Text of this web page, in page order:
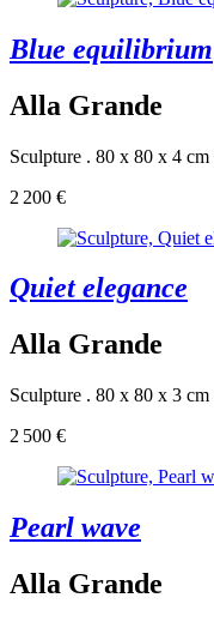
Blue equilibrium
Alla Grande
Sculpture . 80 x 80 x 4 cm
2 200 €
Quiet elegance
Alla Grande
Sculpture . 80 x 80 x 3 cm
2 500 €
Pearl wave
Alla Grande